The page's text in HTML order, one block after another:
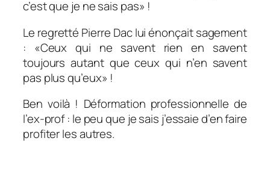
c’est que je ne sais pas» !
Le regretté Pierre Dac lui énonçait sagement
: «Ceux qui ne savent rien en savent
toujours autant que ceux qui n’en savent
pas plus qu’eux» !
Ben voilà ! Déformation professionnelle de
l’ex-prof : le peu que je sais j’essaie d’en faire
profiter les autres.